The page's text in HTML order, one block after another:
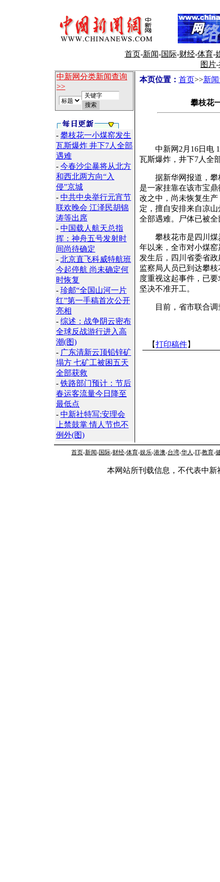
首页-新闻-国际-财经-体育-
图片-
中新网分类新闻查询
>>
- 攀枝花一小煤窑发生
瓦斯爆炸 井下7人全部
遇难
- 今春沙尘暴将从北方
和西北两方向“入
侵”京城
- 中共中央举行元宵节
联欢晚会 江泽民胡锦
涛等出席
- 中国载人航天总指
挥：神舟五号发射时
间尚待确定
- 北京直飞科威特航班
今起停航 尚未确定何
时恢复
- 珍邮“全国山河一片
红”第一手稿首次公开
亮相
- 综述：战争阴云密布
全球反战游行进入高
潮(图)
- 广东清新云顶铅锌矿
塌方 七矿工被困五天
全部获救
- 铁路部门预计：节后
春运客流量今日降至
最低点
- 中新社特写:安理会
上禁鼓掌 情人节也不
例外(图)
本页位置： 首页>>新
攀枝花
中新网2月16日电 14
瓦斯爆炸，井下7人全
据新华网报道，攀
是一家挂靠在该市宝
改之中，尚未恢复生
定，擅自安排来自凉
全部遇难。尸体已被
攀枝花市是四川煤
年以来，全市对小煤
发生后，四川省委省
监察局人员已到达攀
度重视这起事件，已
坚决不准开工。
目前，省市联合调
【打印稿件】
首页-新闻-国际-财经-体育-娱乐-港澳-台湾-华人-IT-教育-
本网站所刊载信息，不代表中